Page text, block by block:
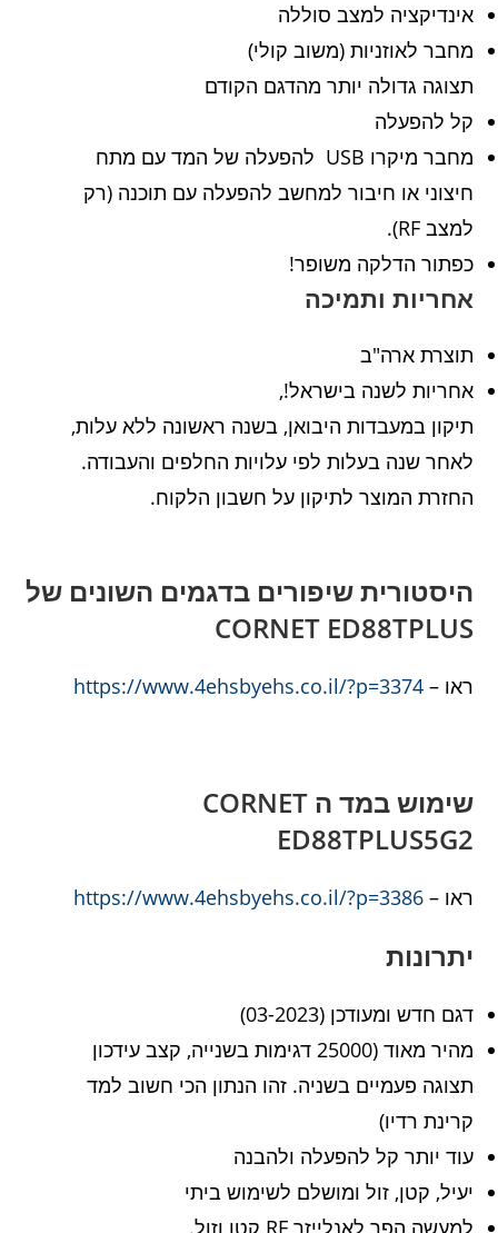
אינדיקציה למצב סוללה
מחבר לאוזניות (משוב קולי)
תצוגה גדולה יותר מהדגם הקודם
קל להפעלה
מחבר מיקרו USB להפעלה של המד עם מתח
חיצוני או חיבור למחשב להפעלה עם תוכנה (רק
למצב RF).
כפתור הדלקה משופר!
אחריות ותמיכה
תוצרת ארה"ב
אחריות לשנה בישראל!,
תיקון במעבדות היבואן, בשנה ראשונה ללא עלות,
לאחר שנה בעלות לפי עלויות החלפים והעבודה.
החזרת המוצר לתיקון על חשבון הלקוח.
היסטורית שיפורים בדגמים השונים של
CORNET ED88TPLUS
ראו –https://www.4ehsbyehs.co.il/?p=3374
שימוש במד ה CORNET
ED88TPLUS5G2
ראו –https://www.4ehsbyehs.co.il/?p=3386
יתרונות
דגם חדש ומעודכן (03-2023)
מהיר מאוד (25000 דגימות בשנייה, קצב עידכון
תצוגה פעמיים בשניה. זהו הנתון הכי חשוב למד
קרינת רדיו)
עוד יותר קל להפעלה ולהבנה
יעיל, קטן, זול ומושלם לשימוש ביתי